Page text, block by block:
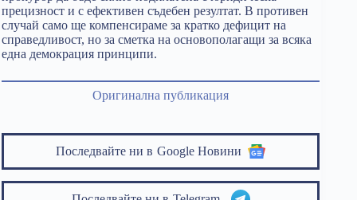
прецизност и с ефективен съдебен резултат. В противен
случай само ще компенсираме за кратко дефицит на
справедливост, но за сметка на основополагащи за всяка
една демокрация принципи.
Оригинална публикация
Последвайте ни в Google Новини